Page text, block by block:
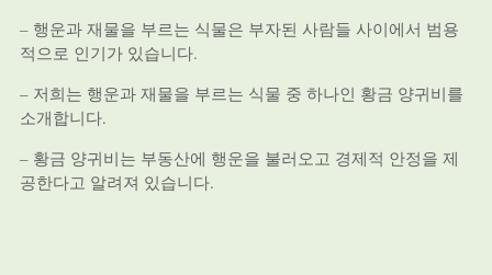
– 행운과 재물을 부르는 식물은 부자된 사람들 사이에서 범용
적으로 인기가 있습니다.
– 저희는 행운과 재물을 부르는 식물 중 하나인 황금 양귀비를
소개합니다.
– 황금 양귀비는 부동산에 행운을 불러오고 경제적 안정을 제
공한다고 알려져 있습니다.